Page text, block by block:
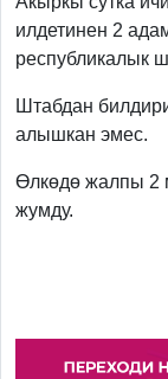
илдетинен 2
республикалык
Штабдан
алышкан эмес.
Өлкөдө жалпы 2
жумду.